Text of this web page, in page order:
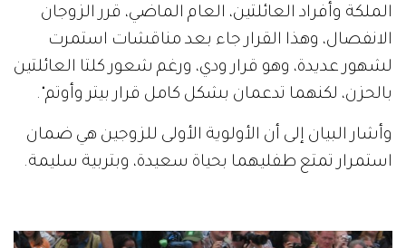
الملكة وأفراد العائلتين، العام الماضي، قرر الزوجان
الانفصال، وهذا القرار جاء بعد مناقشات استمرت
لشهور عديدة، وهو قرار ودي، ورغم شعور كلتا العائلتين
بالحزن، لكنهما تدعمان بشكل كامل قرار بيتر وأوتم".
وأشار البيان إلى أن الأولوية الأولى للزوجين هي ضمان
استمرار تمتع طفليهما بحياة سعيدة، وبتربية سليمة.